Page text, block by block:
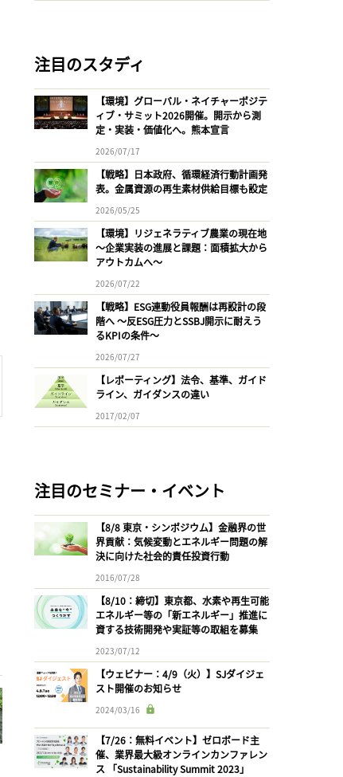
注目のスタディ
【環境】グローバル・ネイチャーポジテ
ィブ・サミット2026開催。開示から測
定・実装・価値化へ。熊本宣言
2026/07/17
【戦略】日本政府、循環経済行動計画発
表。金属資源の再生素材供給目標も設定
2026/05/25
【環境】リジェネラティブ農業の現在地
〜企業実装の進展と課題：面積拡大から
アウトカムへ〜
2026/07/22
【戦略】ESG連動役員報酬は再設計の段
階へ 〜反ESG圧力とSSBJ開示に耐えう
るKPIの条件〜
2026/07/27
【レポーティング】法令、基準、ガイド
ライン、ガイダンスの違い
2017/02/07
注目のセミナー・イベント
【8/8 東京・シンポジウム】金融界の世
界貢献：気候変動とエネルギー問題の解
決に向けた社会的責任投資行動
2016/07/28
【8/10：締切】東京都、水素や再生可能
エネルギー等の「新エネルギー」推進に
資する技術開発や実証等の取組を募集
2023/07/12
【ウェビナー：4/9（火）】SJダイジェ
スト開催のお知らせ
2024/03/16
【7/26：無料イベント】ゼロボード主
催、業界最大級オンラインカンファレン
ス 「Sustainability Summit 2023」